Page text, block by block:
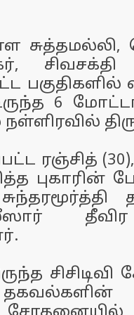
சிவசக்தி
பகுதிகளில்
6
ரஞ்சித்
புகாரின்
சிசிடிவி